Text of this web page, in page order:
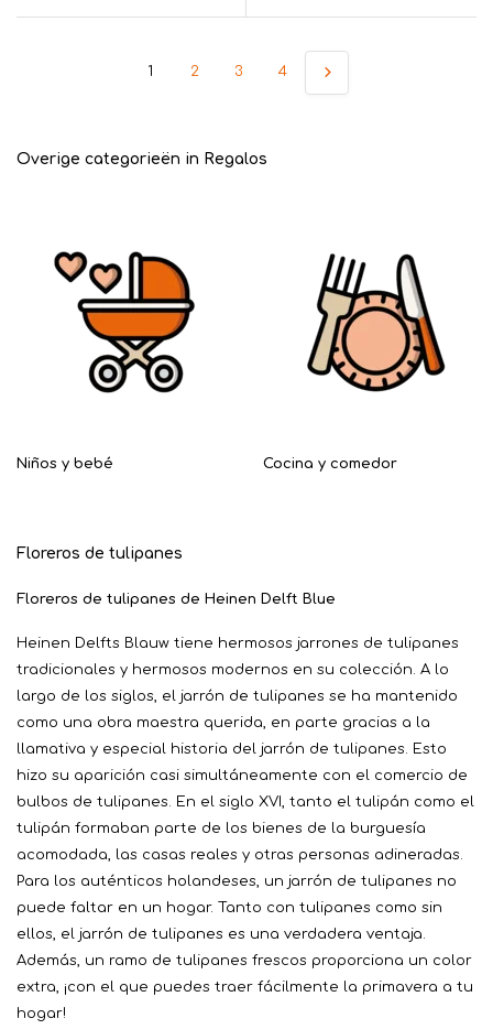
1 2 3 4
Overige categorieën in Regalos
Niños y bebé Cocina y comedor
Floreros de tulipanes
Floreros de tulipanes de Heinen Delft Blue
Heinen Delfts Blauw tiene hermosos jarrones de tulipanes
tradicionales y hermosos modernos en su colección. A lo
largo de los siglos, el jarrón de tulipanes se ha mantenido
como una obra maestra querida, en parte gracias a la
llamativa y especial historia del jarrón de tulipanes. Esto
hizo su aparición casi simultáneamente con el comercio de
bulbos de tulipanes. En el siglo XVI, tanto el tulipán como el
tulipán formaban parte de los bienes de la burguesía
acomodada, las casas reales y otras personas adineradas.
Para los auténticos holandeses, un jarrón de tulipanes no
puede faltar en un hogar. Tanto con tulipanes como sin
ellos, el jarrón de tulipanes es una verdadera ventaja.
Además, un ramo de tulipanes frescos proporciona un color
extra, ¡con el que puedes traer fácilmente la primavera a tu
hogar!